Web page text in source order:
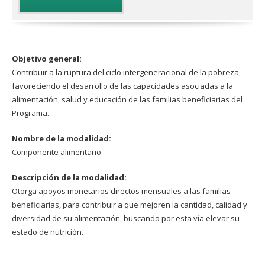
Objetivo general:
Contribuir a la ruptura del ciclo intergeneracional de la pobreza,
favoreciendo el desarrollo de las capacidades asociadas a la
alimentación, salud y educación de las familias beneficiarias del
Programa.
Nombre de la modalidad:
Componente alimentario
Descripción de la modalidad:
Otorga apoyos monetarios directos mensuales a las familias
beneficiarias, para contribuir a que mejoren la cantidad, calidad y
diversidad de su alimentación, buscando por esta vía elevar su
estado de nutrición.